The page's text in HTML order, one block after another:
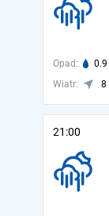
Opad:
Wiatr:
8
21:00